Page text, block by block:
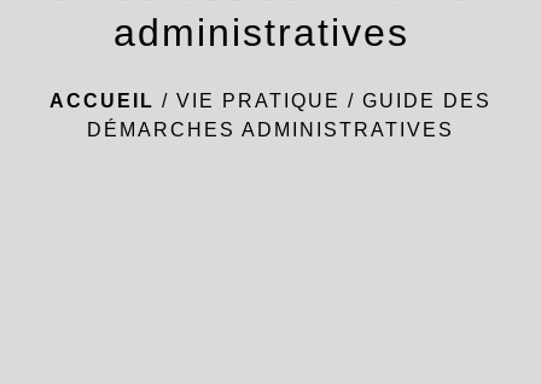
administratives
ACCUEIL / VIE PRATIQUE / GUIDE DES
DÉMARCHES ADMINISTRATIVES